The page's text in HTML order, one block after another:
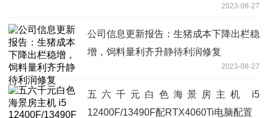
2023-08-27
公司信息更新报告：生猪成本下降出栏稳
增，饲料量利齐升静待利润修复
2023-08-27
五六千元白色海景房主机 i5
12400F/13490F配RTX4060Ti电脑配置